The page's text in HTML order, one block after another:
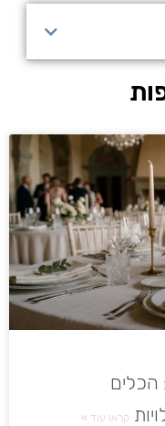
הכלים
קראו עוד »